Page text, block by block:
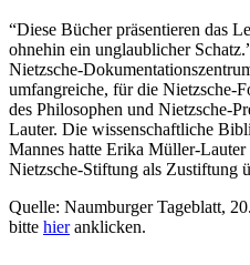
“Diese Bücher präsentieren das
ohnehin ein unglaublicher
Nietzsche-
umfangreiche, für die Nietzsche-
des Philosophen und Nietzsche-
Lauter. Die wissenschaftliche
Mannes hatte Erika Müller-
Nietzsche-Stiftung als Zustiftung
Quelle: Naumburger Tageblatt,
bitte hieranklicken.